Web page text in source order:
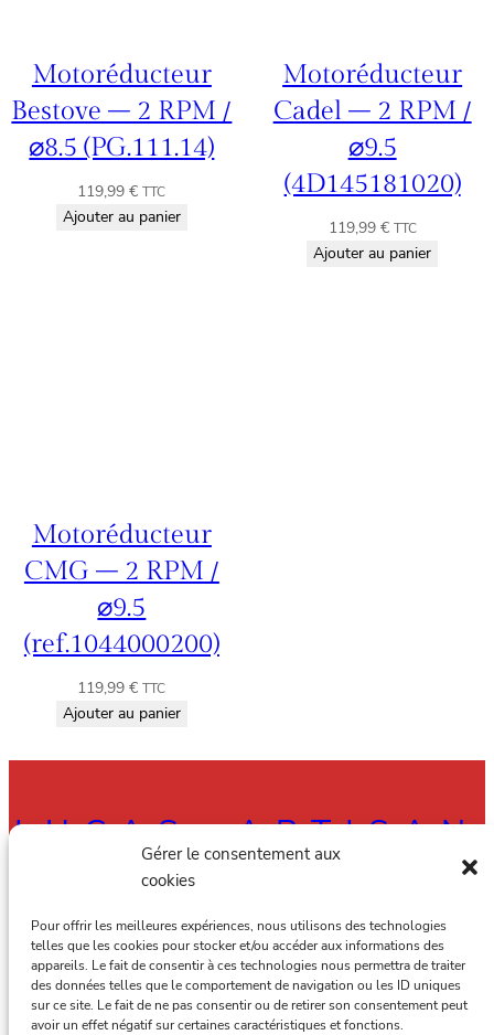
Gérer le consentement aux
cookies
Pour offrir les meilleures expériences, nous utilisons des technologies
telles que les cookies pour stocker et/ou accéder aux informations des
appareils. Le fait de consentir à ces technologies nous permettra de traiter
des données telles que le comportement de navigation ou les ID uniques
sur ce site. Le fait de ne pas consentir ou de retirer son consentement peut
avoir un effet négatif sur certaines caractéristiques et fonctions.
Motoréducteur
Bestove – 2 RPM /
⌀8.5 (PG.111.14)
119,99€ TTC
Ajouter au panier
Motoréducteur
Cadel – 2 RPM /
⌀9.5
(4D145181020)
119,99 € TTC
Ajouter au panier
Motoréducteur
CMG – 2 RPM /
⌀9.5
(ref.1044000200)
119,99€ TTC
Ajouter au panier
LUCAS, ARTISAN
RAMONEUR À
AMIENS, ALBERT
ET DANS TOUTE